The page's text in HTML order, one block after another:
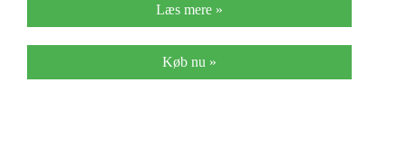
Læs mere »
Køb nu »